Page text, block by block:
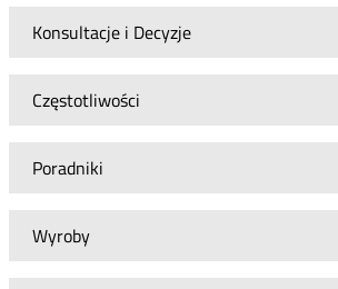
Konsultacje i Decyzje
Częstotliwości
Poradniki
Wyroby